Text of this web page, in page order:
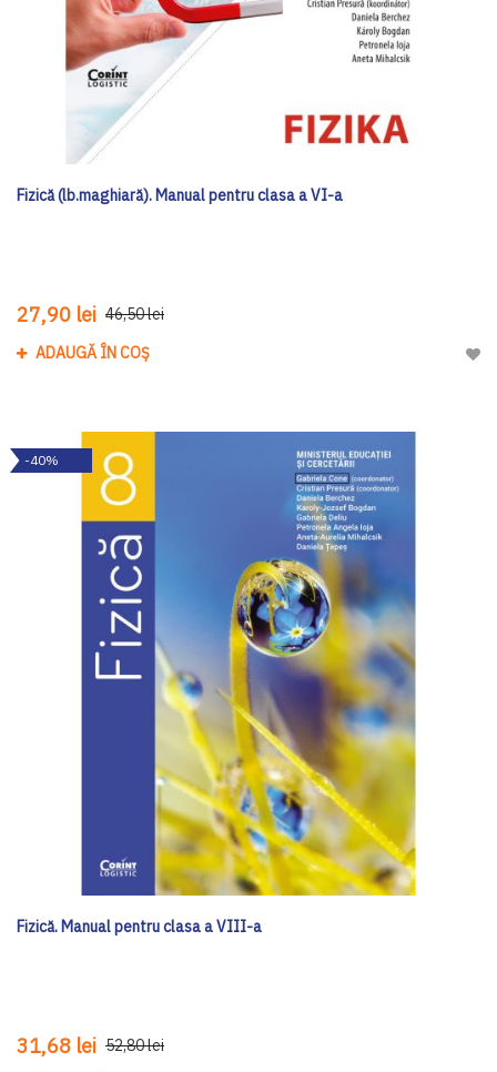
Fizică (lb.maghiară). Manual pentru clasa a VI-a
27,90 lei 46,50 lei
ADAUGĂ ÎN COȘ
-40%
Fizică. Manual pentru clasa a VIII-a
31,68 lei 52,80 lei